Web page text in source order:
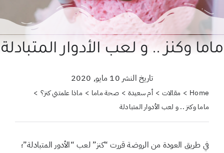
احجزي استشارة
ماما وكنز .. و لعب الأدوار المتبادلة
Home مقالات أم سعيدة صحة ماما
ماذا علمتني كنز؟
ماما وكنز .. و لعب الأدوار المتبادلة
تاريخ النشر 10 مايو, 2020
في طريق العودة من الروضة قررت “كنز” لعب “الأدور المتبادلة”؛